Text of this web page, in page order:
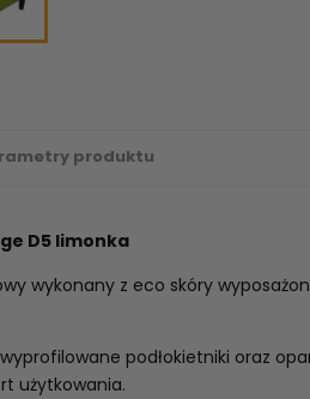
produktu
D5 limonka
wykonany z eco skóry
podłokietniki oraz
użytkowania.